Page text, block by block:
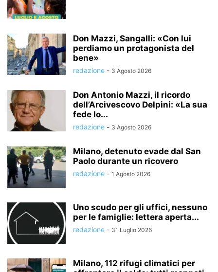
Don Mazzi, Sangalli: «Con lui
perdiamo un protagonista del
bene»
redazione - 3 Agosto 2026
Don Antonio Mazzi, il ricordo
dell’Arcivescovo Delpini: «La sua
fede lo...
redazione - 3 Agosto 2026
Milano, detenuto evade dal San
Paolo durante un ricovero
redazione - 1 Agosto 2026
Uno scudo per gli uffici, nessuno
per le famiglie: lettera aperta...
redazione - 31 Luglio 2026
Milano, 112 rifugi climatici per